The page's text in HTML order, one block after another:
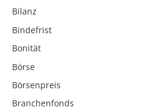
Bilanz
Bindefrist
Bonität
Börse
Börsenpreis
Branchenfonds